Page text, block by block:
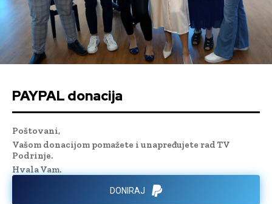
PAYPAL donacija
Poštovani,
Vašom donacijom pomažete i unapređujete rad TV
Podrinje.
Hvala Vam.
DONIRAJ